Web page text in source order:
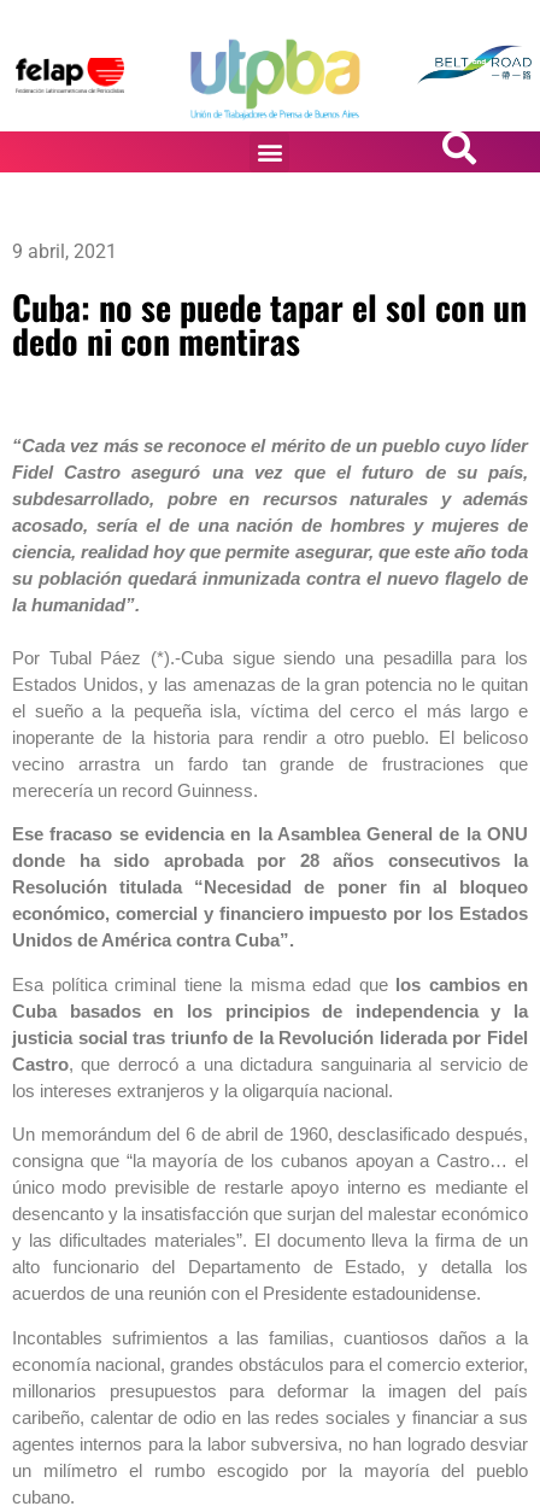
9 abril, 2021
Cuba: no se puede tapar el sol con un
dedo ni con mentiras
“Cada vez más se reconoce el mérito de un pueblo cuyo líder
Fidel Castro aseguró una vez que el futuro de su país,
subdesarrollado, pobre en recursos naturales y además
acosado, sería el de una nación de hombres y mujeres de
ciencia, realidad hoy que permite asegurar, que este año toda
su población quedará inmunizada contra el nuevo flagelo de
la humanidad”.
Por Tubal Páez (*).-Cuba sigue siendo una pesadilla para los
Estados Unidos, y las amenazas de la gran potencia no le quitan
el sueño a la pequeña isla, víctima del cerco el más largo e
inoperante de la historia para rendir a otro pueblo. El belicoso
vecino arrastra un fardo tan grande de frustraciones que
merecería un record Guinness.
Ese fracaso se evidencia en la Asamblea General de la ONU
donde ha sido aprobada por 28 años consecutivos la
Resolución titulada “Necesidad de poner fin al bloqueo
económico, comercial y financiero impuesto por los Estados
Unidos de América contra Cuba”.
Esa política criminal tiene la misma edad que los cambios en
Cuba basados en los principios de independencia y la
justicia social tras triunfo de la Revolución liderada por Fidel
Castro, que derrocó a una dictadura sanguinaria al servicio de
los intereses extranjeros y la oligarquía nacional.
Un memorándum del 6 de abril de 1960, desclasificado después,
consigna que “la mayoría de los cubanos apoyan a Castro… el
único modo previsible de restarle apoyo interno es mediante el
desencanto y la insatisfacción que surjan del malestar económico
y las dificultades materiales”. El documento lleva la firma de un
alto funcionario del Departamento de Estado, y detalla los
acuerdos de una reunión con el Presidente estadounidense.
Incontables sufrimientos a las familias, cuantiosos daños a la
economía nacional, grandes obstáculos para el comercio exterior,
millonarios presupuestos para deformar la imagen del país
caribeño, calentar de odio en las redes sociales y financiar a sus
agentes internos para la labor subversiva, no han logrado desviar
un milímetro el rumbo escogido por la mayoría del pueblo
cubano.